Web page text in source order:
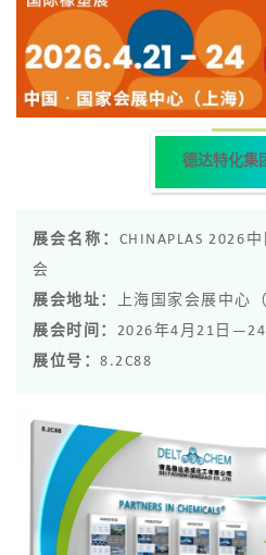
德达特化集
展会名称： CHINAPLAS 2026
会
展会地址： 上海国家会展中心（
展会时间： 2026年4月21日
展位号： 8.2C88